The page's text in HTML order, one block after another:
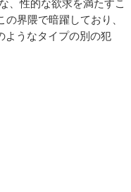
、性的な欲求を満たすこ
界隈で暗躍しており、
ようなタイプの別の犯